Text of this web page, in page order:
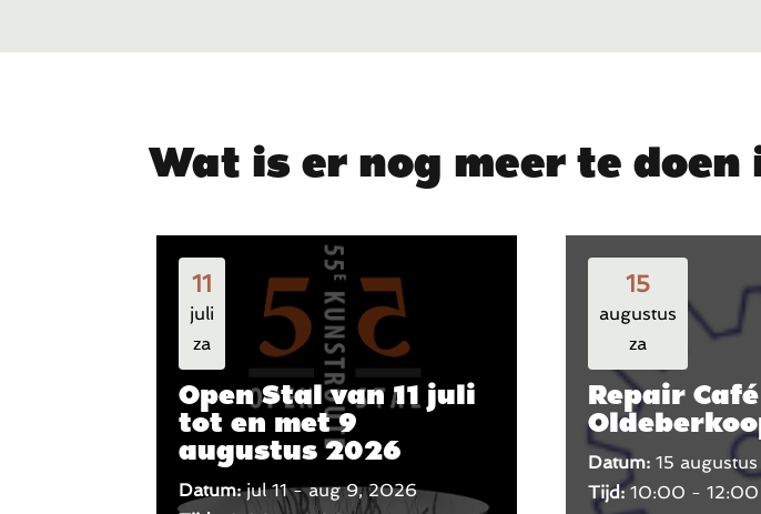
Wat is er nog meer te doen
11
juli
za
Open Stal van 11 juli
tot en met 9
augustus 2026
Datum:jul 11 - aug 9, 2026
15
augustus
za
Repair Café
Datum: 15
Tijd:10:00 - 12:00